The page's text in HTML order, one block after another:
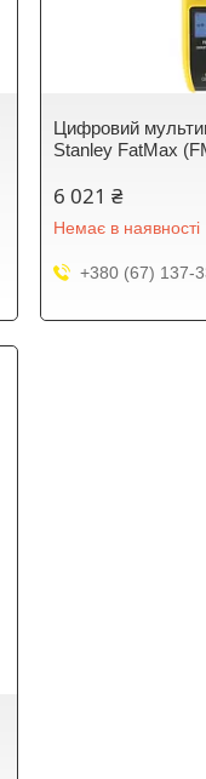
Цифровий
Stanley FatMax
6 021 ₴
Немає в наявності
+380 (67) 137-